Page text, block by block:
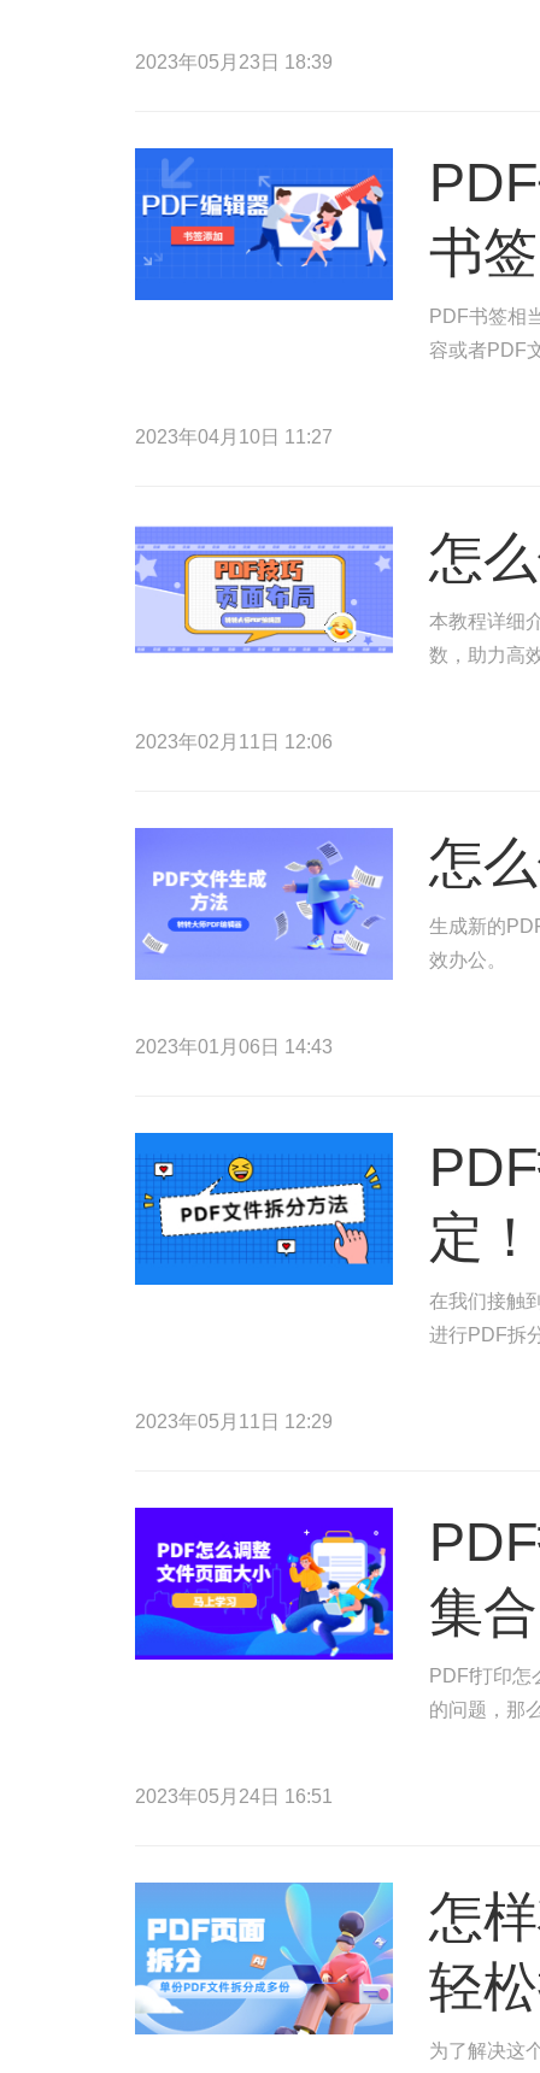
2023年05月23日 18:39
书
PDF书签相
容或者PDF
2023年04月10日 11:27
怎
本教程详细
数，助力高
2023年02月11日 12:06
怎
生成新的
效办公。
2023年01月06日 14:43
定！
在我们接触
进行PDF拆
2023年05月11日 12:29
集
PDFf打印
的问题，那
2023年05月24日 16:51
怎
轻
为了解决这